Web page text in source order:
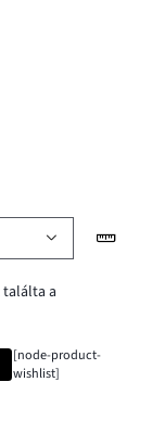
találta a
[node-product-
wishlist]